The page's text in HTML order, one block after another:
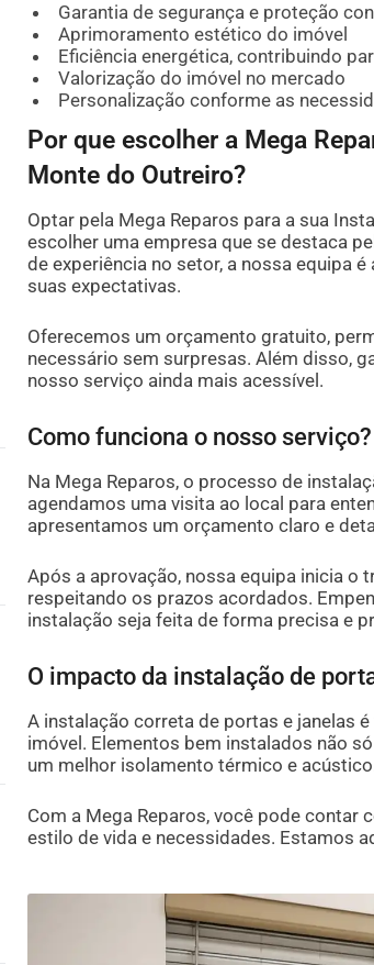
Garantia de segurança e proteção
Aprimoramento estético do imóvel
Eficiência energética, contribuindo
Valorização do imóvel no mercado
Personalização conforme as
Por que escolher a Mega
Monte do Outreiro?
Optar pela Mega Reparos para a sua
escolher uma empresa que se destaca
de experiência no setor, a nossa equipa
suas expectativas.
Oferecemos um orçamento gratuito,
necessário sem surpresas. Além disso,
nosso serviço ainda mais acessível.
Como funciona o nosso serviço?
Na Mega Reparos, o processo de
agendamos uma visita ao local para
apresentamos um orçamento claro e
Após a aprovação, nossa equipa inicia o
respeitando os prazos acordados.
instalação seja feita de forma precisa e
O impacto da instalação de
A instalação correta de portas e janelas
imóvel. Elementos bem instalados não
um melhor isolamento térmico e
Com a Mega Reparos, você pode contar
estilo de vida e necessidades. Estamos